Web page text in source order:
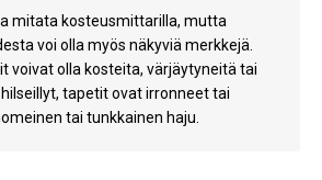
mitata kosteusmittarilla, mutta
voi olla myös näkyviä merkkejä.
voivat olla kosteita, värjäytyneitä tai
tapetit ovat irronneet tai
tai tunkkainen haju.